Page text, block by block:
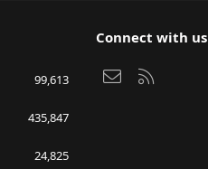
99,613
435,847
24,825
Connect with us
Bize ulaşın